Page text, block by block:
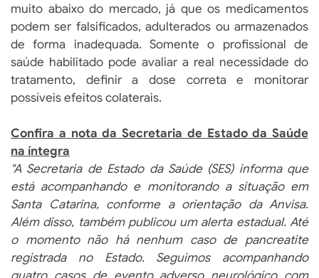
muito abaixo do mercado, já que os medicamentos
podem ser falsificados, adulterados ou armazenados
de forma inadequada. Somente o profissional de
saúde habilitado pode avaliar a real necessidade do
tratamento, definir a dose correta e monitorar
possíveis efeitos colaterais.
Confira a nota da Secretaria de Estado da Saúde
na íntegra
"A Secretaria de Estado da Saúde (SES) informa que
está acompanhando e monitorando a situação em
Santa Catarina, conforme a orientação da Anvisa.
Além disso, também publicou um alerta estadual. Até
o momento não há nenhum caso de pancreatite
registrada no Estado. Seguimos acompanhando